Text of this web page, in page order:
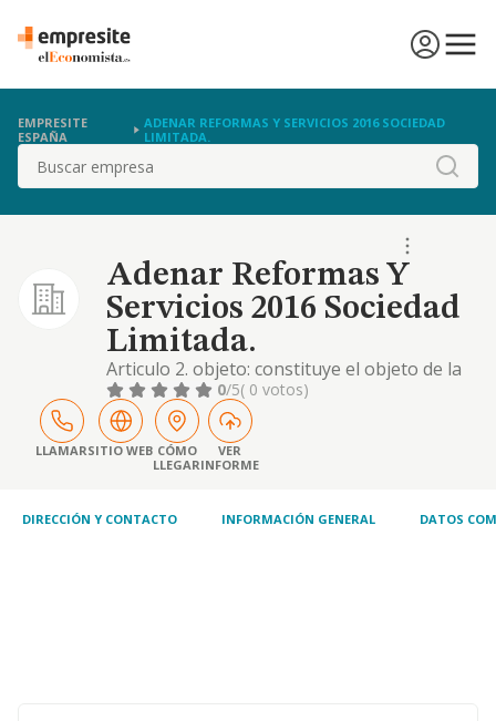
EMPRESITE
ESPAÑA
ADENAR REFORMAS Y SERVICIOS 2016 SOCIEDAD
LIMITADA.
Buscar
Adenar Reformas Y
Servicios 2016 Sociedad
Limitada.
Articulo 2. objeto: constituye el objeto de la
sociedad: construcción completa, reparación
y conservación de obras civiles. promoción y
venta de viviendas y todo tipo de inmuebles.
mantenimiento edificios y comunidades de
vecinos cnae 4121 construcción de edificios
0/5( 0 votos)
LLAMARSITIO WEB CÓMO
LLEGAR
VER
INFORME
DIRECCIÓN Y CONTACTO INFORMACIÓN GENERAL DATOS